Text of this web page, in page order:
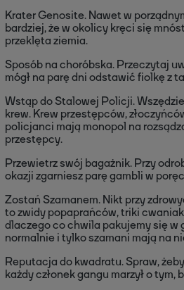
Krater Genosite. Nawet w
bardziej, że w okolicy kręci się
przeklęta ziemia.
Sposób na choróbska. Przeczytaj
mógł na parę dni odstawić fiolkę z
Wstąp do Stalowej Policji.
krew. Krew przestępców,
policjanci mają monopol na
przestępcy.
Przewietrz swój bagażnik. Przy
okazji zgarniesz parę gambli w
Zostań Szamanem. Nikt przy
to zwidy popaprańców, triki
dlaczego co chwila pakujemy się w
normalnie i tylko szamani mają na
Reputacja do kwadratu. Spraw,
każdy członek gangu marzył o